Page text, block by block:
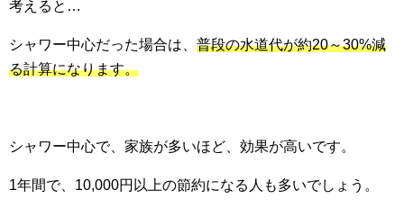
考えると…
シャワー中心だった場合は、 普段の水道代が約20～30%減
る計算になります。
シャワー中心で、家族が多いほど、効果が高いです。
1年間で、10,000円以上の節約になる人も多いでしょう。